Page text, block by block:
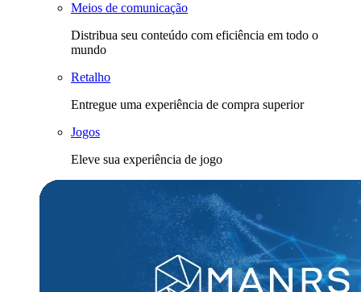
Meios de comunicação
Distribua seu conteúdo com eficiência em todo o
mundo
Retalho
Entregue uma experiência de compra superior
Jogos
Eleve sua experiência de jogo